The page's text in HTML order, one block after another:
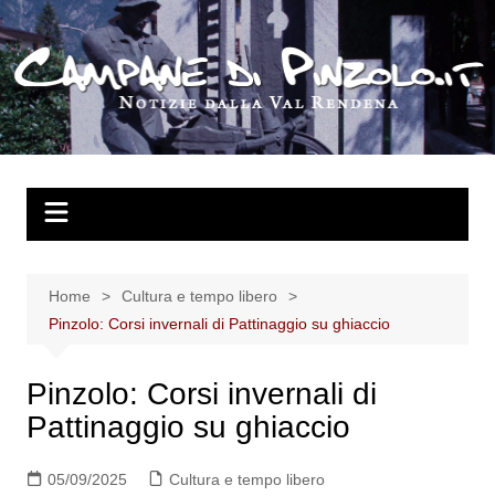
Salta
al
contenuto
Home
Cultura e tempo libero
Pinzolo: Corsi invernali di Pattinaggio su ghiaccio
Pinzolo: Corsi invernali di
Pattinaggio su ghiaccio
05/09/2025 Cultura e tempo libero